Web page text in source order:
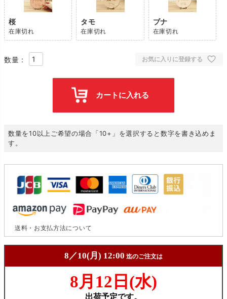
桜
在庫切れ
タモ
在庫切れ
ブナ
在庫切れ
お気に入りに登録する
カートに入れる
数量を10以上ご希望の場合「10+」を選択すると数字を書き込めま
す。
送料・お支払方法について